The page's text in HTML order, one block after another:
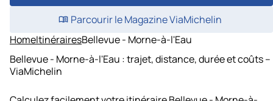
Parcourir le Magazine ViaMichelin
HomeItinérairesBellevue - Morne-à-l'Eau
Bellevue - Morne-à-l'Eau : trajet, distance, durée et coûts –
ViaMichelin